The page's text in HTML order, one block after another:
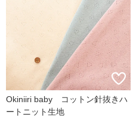
Okiniiri baby コットン針抜きハ
ートニット生地